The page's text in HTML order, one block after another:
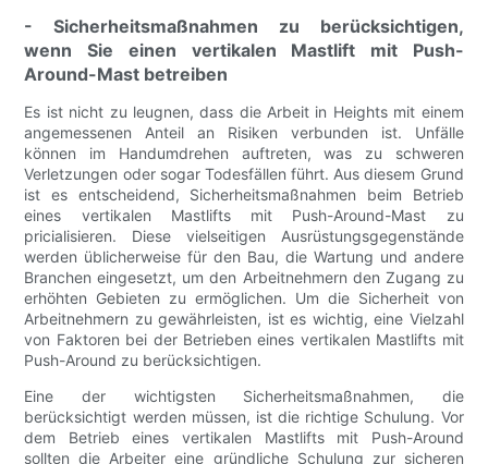
- Sicherheitsmaßnahmen zu berücksichtigen,
wenn Sie einen vertikalen Mastlift mit Push-
Around-Mast betreiben
Es ist nicht zu leugnen, dass die Arbeit in Heights mit einem
angemessenen Anteil an Risiken verbunden ist. Unfälle
können im Handumdrehen auftreten, was zu schweren
Verletzungen oder sogar Todesfällen führt. Aus diesem Grund
ist es entscheidend, Sicherheitsmaßnahmen beim Betrieb
eines vertikalen Mastlifts mit Push-Around-Mast zu
pricialisieren. Diese vielseitigen Ausrüstungsgegenstände
werden üblicherweise für den Bau, die Wartung und andere
Branchen eingesetzt, um den Arbeitnehmern den Zugang zu
erhöhten Gebieten zu ermöglichen. Um die Sicherheit von
Arbeitnehmern zu gewährleisten, ist es wichtig, eine Vielzahl
von Faktoren bei der Betrieben eines vertikalen Mastlifts mit
Push-Around zu berücksichtigen.
Eine der wichtigsten Sicherheitsmaßnahmen, die
berücksichtigt werden müssen, ist die richtige Schulung. Vor
dem Betrieb eines vertikalen Mastlifts mit Push-Around
sollten die Arbeiter eine gründliche Schulung zur sicheren